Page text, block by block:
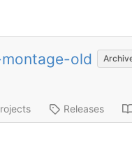
old
Releases